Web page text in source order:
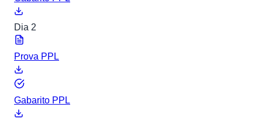
Dia 2
Prova PPL
Gabarito PPL